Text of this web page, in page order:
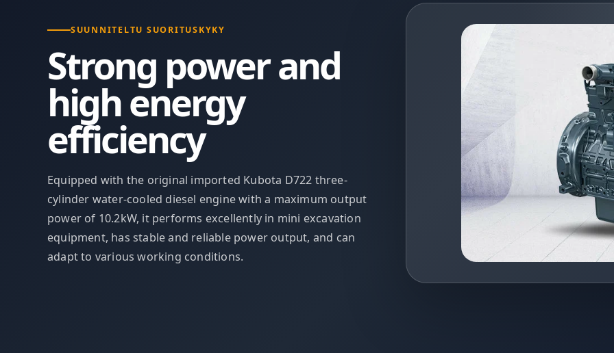
SUUNNITELTU SUORITUSKYKY
Strong power and
high energy
efficiency
Equipped with the original imported Kubota D722 three-
cylinder water-cooled diesel engine with a maximum output
power of 10.2kW, it performs excellently in mini excavation
equipment, has stable and reliable power output, and can
adapt to various working conditions.